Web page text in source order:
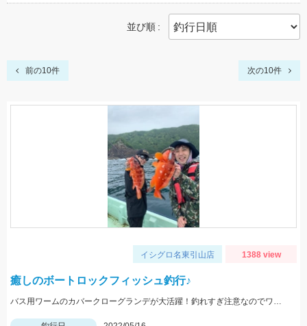
並び順
前の10件 次の10件
イシグロ名東引山店 1388 view
癒しのボートロックフィッシュ釣行♪
バス用ワームのカバークローグランデが大活躍！釣れすぎ注意なのでワームは沢山用意してくださいネ